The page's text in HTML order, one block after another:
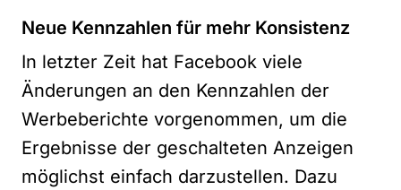
Neue Kennzahlen für mehr Konsistenz
In letzter Zeit hat Facebook viele
Änderungen an den Kennzahlen der
Werbeberichte vorgenommen, um die
Ergebnisse der geschalteten Anzeigen
möglichst einfach darzustellen. Dazu